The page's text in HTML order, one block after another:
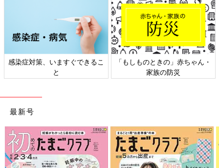
1歳以上になったら、掛け布団は使ってもいいでしょう。ただ
し、掛け布団やブランケットは足で蹴って、はだけてしまうこと
があります。
夜中にママ・パパが起きて体にかけ直すのは大変…。私はママ・
パパも、しっかり睡眠をとることが大切だと思っています。その
点でもスリーパーがおすすめです。
肌着（※ぐっすりパジャマ）＋厚手のロンパース＋スリーパー（※
※ご参考に、私の提案しているアイテムを紹介します
●ぐっすりパジャマ
感染症対策、いますぐできるこ
と
「もしものときの」赤ちゃん・
家族の防災
最新号